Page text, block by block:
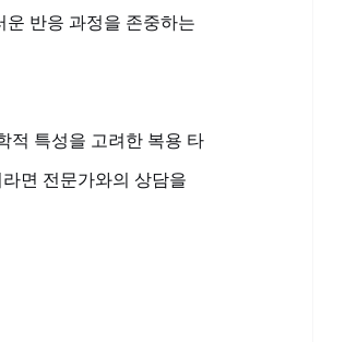
반응 과정을 존중하는
적 특성을 고려한 복용 타
면 전문가와의 상담을